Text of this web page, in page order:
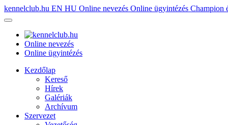
kennelclub.hu EN HU Online nevezés Online ügyintézés Champion
Online nevezés
Online ügyintézés
Kezdőlap
Kereső
Hírek
Galériák
Archívum
Szervezet